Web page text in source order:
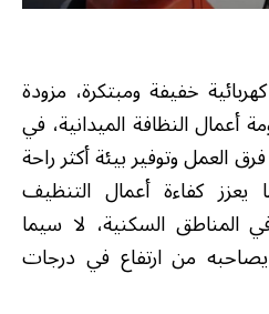
خفيفة ومبتكرة، مزودة
النظافة الميدانية، في
العمل وتوفير بيئة أكثر راحة
يعزز كفاءة أعمال التنظيف
المناطق السكنية، لا سيما
من ارتفاع في درجات